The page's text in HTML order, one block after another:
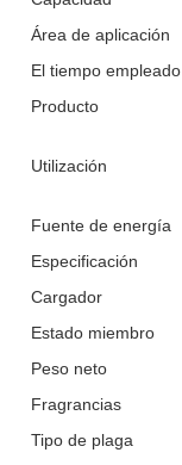
Área de aplicación
El tiempo empleado
Producto
Utilización
Fuente de energía
Especificación
Cargador
Estado miembro
Peso neto
Fragrancias
Tipo de plaga